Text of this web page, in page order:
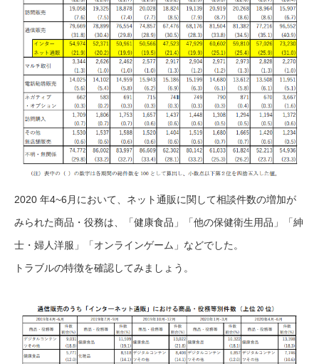
2020 年4~6月において、ネット通販に関して相談件数の増加が
みられた商品・役務は、「健康食品」「他の保健衛生用品」「紳
士・婦人洋服」「オンラインゲーム」などでした。
トラブルの特徴を確認してみましょう。